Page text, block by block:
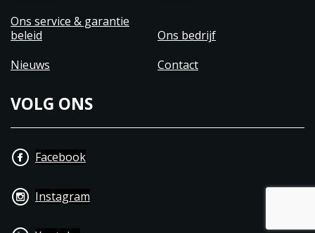
350cc 1 cilinder
14,87kw (20,2pk) met 27Nm (A2 rijbewijs)
Rijklaar gewicht van 195kg
Topsnelheid van 114km/h
Verbruik van 2,63l/100km (1 op 38)
Ons service & garantie
beleid
Ons bedrijf
Nieuws
Contact
VOLG ONS
Facebook
Instagram